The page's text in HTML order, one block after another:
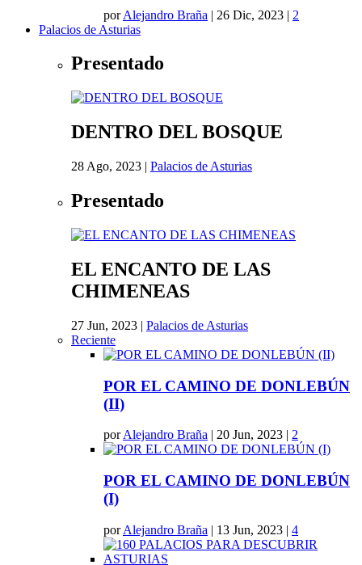
porAlejandro Braña | 26 Dic, 2023 | 2
Palacios de Asturias
Presentado
DENTRO DEL BOSQUE
28 Ago, 2023 | Palacios de Asturias
Presentado
EL ENCANTO DE LAS
CHIMENEAS
27 Jun, 2023 | Palacios de Asturias
Reciente
POR EL CAMINO DE DONLEBÚN
(II)
porAlejandro Braña | 20 Jun, 2023 | 2
POR EL CAMINO DE DONLEBÚN
(I)
porAlejandro Braña | 13 Jun, 2023 | 4